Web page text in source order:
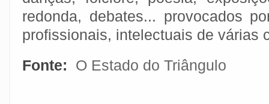
redonda, debates... provocados
profissionais, intelectuais de várias
Fonte:
O Estado do Triângulo